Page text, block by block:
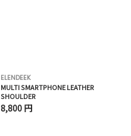
ELENDEEK
MULTI SMARTPHONE LEATHER
SHOULDER
8,800 円